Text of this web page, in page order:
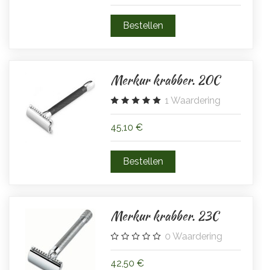
Merkur krabber. 20C
1 Waardering
45,10 €
Merkur krabber. 23C
0 Waardering
42,50 €